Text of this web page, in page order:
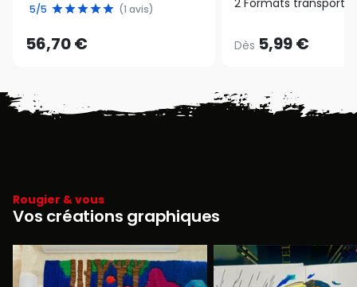
5/5 (1 avis)
56,70 €
2 Formats transport
Dès 5,99 €
Rougier & vous
Vos créations graphiques